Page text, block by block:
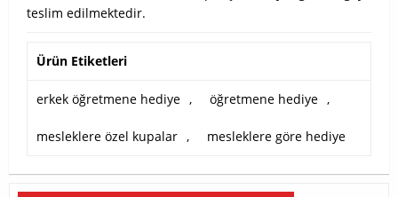
teslim edilmektedir.
Ürün Etiketleri
erkek öğretmene hediye , öğretmene hediye ,
mesleklere özel kupalar , mesleklere göre hediye